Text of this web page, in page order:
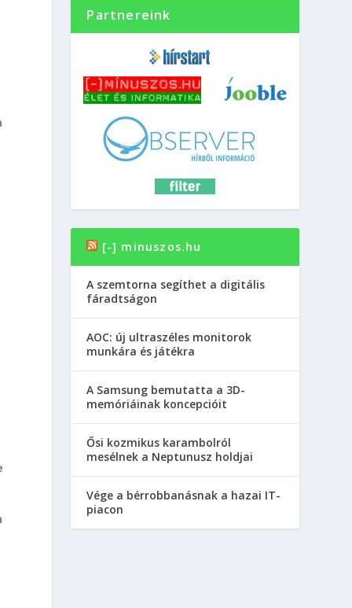
Partnereink
[-] minuszos.hu
A szemtorna segíthet a digitális
fáradtságon
AOC: új ultraszéles monitorok
munkára és játékra
A Samsung bemutatta a 3D-
memóriáinak koncepcióit
Ősi kozmikus karambolról
mesélnek a Neptunusz holdjai
Vége a bérrobbanásnak a hazai IT-
piacon